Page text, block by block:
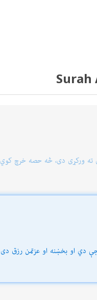
Surah
ته وركړى دى، څه حصه خرچ كوي
دي او بخښنه او عزتمن رزق دى